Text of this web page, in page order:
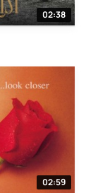
02:38
02:59